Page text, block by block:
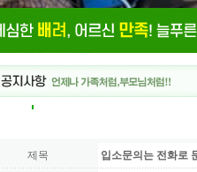
제목 입소문의는 전화로